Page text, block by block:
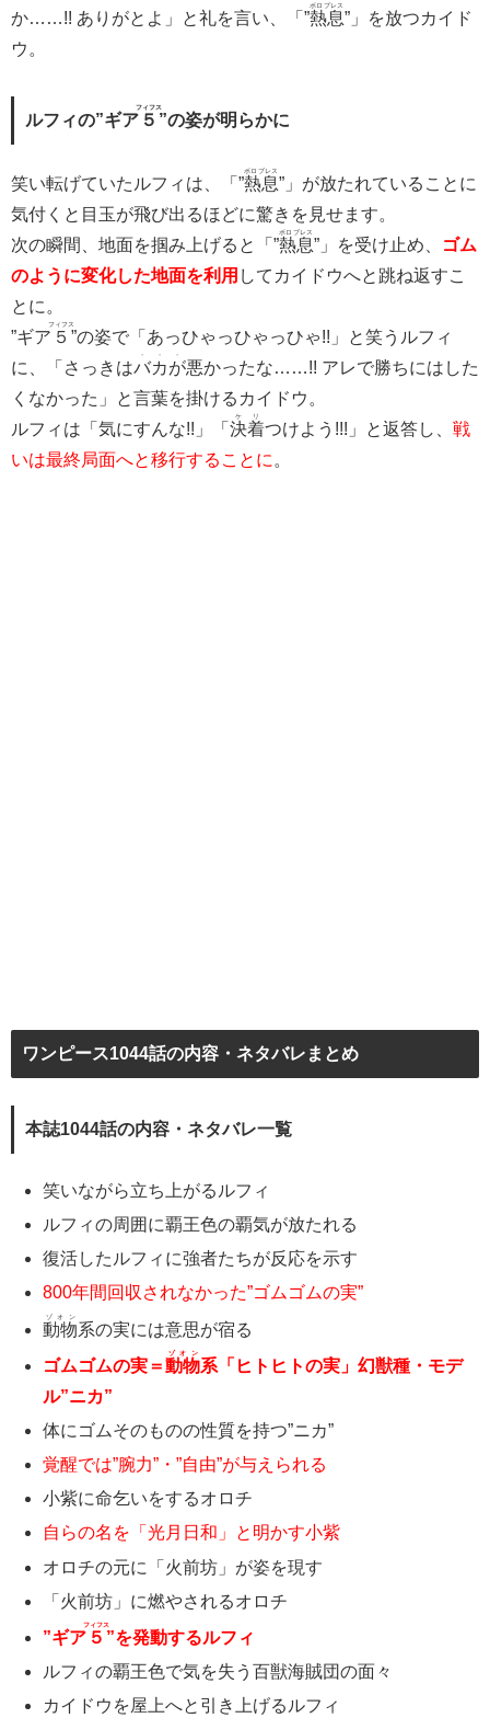
か……!! ありがとよ」と礼を言い、「”熱息
ボロブレス
”」を放つカイド
ウ。
ルフィの”ギア ５
フィフス
”の姿が明らかに
笑い転げていたルフィは、「”熱息
ボロブレス
”」が放たれていることに
気付くと目玉が飛び出るほどに驚きを見せます。
次の瞬間、地面を掴み上げると「”熱息
ボロブレス
”」を受け止め、
ゴム
のように変化した地面を利用 してカイドウへと跳ね返すこ
とに。
”ギア ５
フィフス
”の姿で「あっひゃっひゃっひゃ!!」と笑うルフィ
に、「さっきはバカが
・・・
悪かったな……!! アレで勝ちにはした
くなかった」と言葉を掛けるカイドウ。
ルフィは「気にすんな!!」「 決着
ケリ
つけよう!!!」と返答し、 戦
いは最終局面へと移行することに 。
ワンピース1044話の内容・ネタバレまとめ
本誌1044話の内容・ネタバレ一覧
笑いながら立ち上がるルフィ
ルフィの周囲に覇王色の覇気が放たれる
復活したルフィに強者たちが反応を示す
800年間回収されなかった”ゴムゴムの実”
動物
ゾオン
系の実には意思が宿る
ゴムゴムの実＝動物
ゾオン
系「ヒトヒトの実」幻獣種・モデ
ル”ニカ”
体にゴムそのものの性質を持つ”ニカ”
覚醒では”腕力”・”自由”が与えられる
小紫に命乞いをするオロチ
自らの名を「光月日和」と明かす小紫
オロチの元に「火前坊」が姿を現す
「火前坊」に燃やされるオロチ
”ギア ５
フィフス
”を発動するルフィ
ルフィの覇王色で気を失う百獣海賊団の面々
カイドウを屋上へと引き上げるルフィ